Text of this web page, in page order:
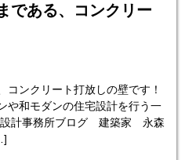
である、コンクリー
コンクリート打放しの壁です！
や和モダンの住宅設計を行う一
設計事務所ブログ 建築家 永森